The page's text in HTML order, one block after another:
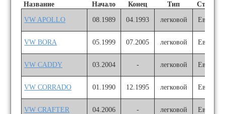
Название Начало Конец Тип Страна
VW APOLLO 08.1989 04.1993 легковой Европа
VW BORA 05.1999 07.2005 легковой Европа
VW CADDY 03.2004 - легковой Европа
VW CORRADO 01.1990 12.1995 легковой Европа
VW CRAFTER 04.2006 - легковой Европа